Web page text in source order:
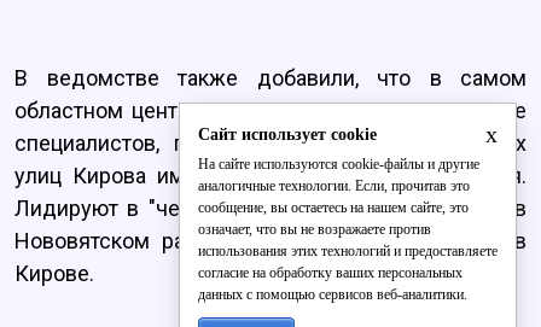
В ведомстве также добавили, что в самом
областном центре ситуация не лучше. По оценке
специалистов, проезжая часть даже основных
улиц Кирова имеет значительные повреждения.
Лидируют в "черном списке" улицы Советская в
Нововятском районе, Дзержинского и Щорса в
Кирове.
x
Сайт использует cookie
На сайте используются cookie-файлы и другие
аналогичные технологии. Если, прочитав это
сообщение, вы остаетесь на нашем сайте, это
означает, что вы не возражаете против
использования этих технологий и предоставляете
согласие на обработку ваших персональных
данных с помощью сервисов веб-аналитики.